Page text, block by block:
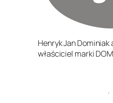
Henryk Jan
właściciel marki
.